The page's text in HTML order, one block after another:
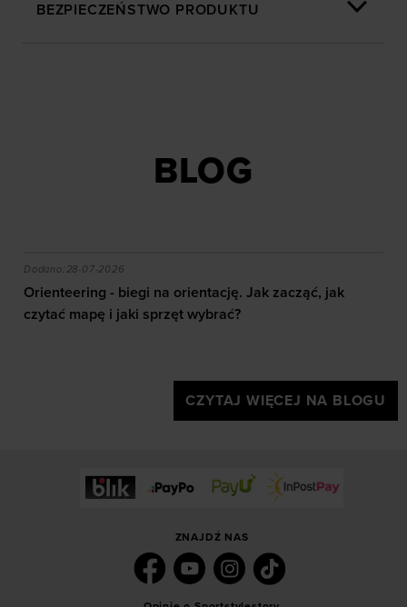
BEZPIECZEŃSTWO PRODUKTU
BLOG
efekty daje trening?
Orienteering - biegi na orientację. Jak zacząć, jak
Dodano:28-07-2026
Orienteering - biegi na orientację. Jak zacząć, jak
czytać mapę i jaki sprzęt wybrać?
CZYTAJ WIĘCEJ NA BLOGU
ZNAJDŹ NAS